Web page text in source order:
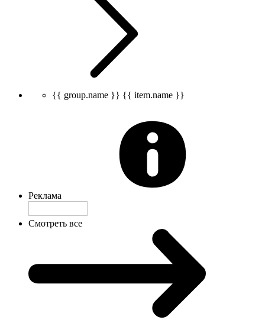
{{ group.name }} {{ item.name }}
Реклама
Смотреть все